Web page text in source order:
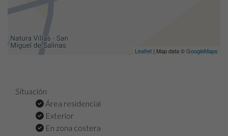
Leaflet | Map data ©GoogleMaps
Situación
Área residencial
Exterior
En zona costera